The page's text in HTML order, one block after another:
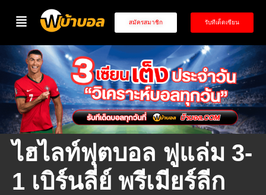
สมัครสมาชิก รับทีเด็ดเซียน
ไฮไลท์ฟุตบอล ฟูแล่ม 3-
1 เบิร์นลี่ย์ พรีเมียร์ลีก